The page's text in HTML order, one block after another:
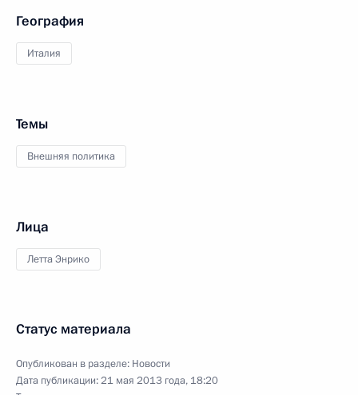
География
Италия
Темы
Внешняя политика
Лица
Летта Энрико
Статус материала
Опубликован в разделе: Новости
Дата публикации:21 мая 2013 года, 18:20